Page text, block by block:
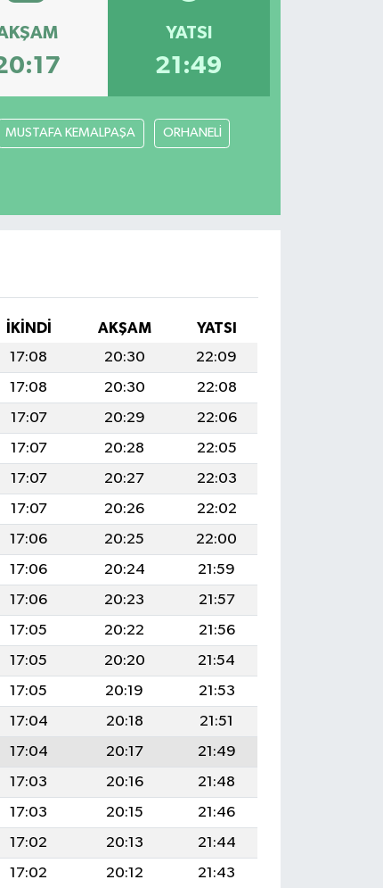
YATSI
21:49
MUSTAFA KEMALPAŞA ORHANELİ
İKINDI AKŞAM
YATSI
17:08 20:30
22:09
17:08 20:30
22:08
17:07 20:29
22:06
17:07 20:28
22:05
17:07 20:27
22:03
17:07 20:26
22:02
17:06 20:25
22:00
17:06 20:24
21:59
17:06 20:23
21:57
17:05 20:22
21:56
17:05 20:20
21:54
17:05 20:19
21:53
17:04 20:18
21:51
17:04 20:17
21:49
17:03 20:16
21:48
17:03 20:15
21:46
17:02 20:13
21:44
17:02 20:12
21:43